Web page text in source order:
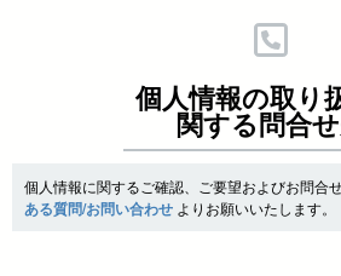
個人情報の取り
関する問合
個人情報に関するご確認、ご要望およびお問合
ある質問/お問い合わせよりお願いいたします。